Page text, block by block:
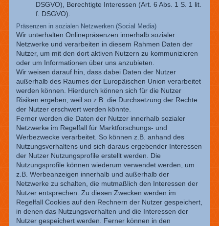
DSGVO), Berechtigte Interessen (Art. 6 Abs. 1 S. 1 lit.
f. DSGVO).
Präsenzen in sozialen Netzwerken (Social Media)
Wir unterhalten Onlinepräsenzen innerhalb sozialer
Netzwerke und verarbeiten in diesem Rahmen Daten der
Nutzer, um mit den dort aktiven Nutzern zu kommunizieren
oder um Informationen über uns anzubieten.
Wir weisen darauf hin, dass dabei Daten der Nutzer
außerhalb des Raumes der Europäischen Union verarbeitet
werden können. Hierdurch können sich für die Nutzer
Risiken ergeben, weil so z.B. die Durchsetzung der Rechte
der Nutzer erschwert werden könnte.
Ferner werden die Daten der Nutzer innerhalb sozialer
Netzwerke im Regelfall für Marktforschungs- und
Werbezwecke verarbeitet. So können z.B. anhand des
Nutzungsverhaltens und sich daraus ergebender Interessen
der Nutzer Nutzungsprofile erstellt werden. Die
Nutzungsprofile können wiederum verwendet werden, um
z.B. Werbeanzeigen innerhalb und außerhalb der
Netzwerke zu schalten, die mutmaßlich den Interessen der
Nutzer entsprechen. Zu diesen Zwecken werden im
Regelfall Cookies auf den Rechnern der Nutzer gespeichert,
in denen das Nutzungsverhalten und die Interessen der
Nutzer gespeichert werden. Ferner können in den